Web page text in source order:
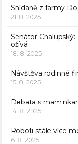
Snídaně z farmy
21. 8. 2025
Senátor
ožívá
18. 8. 2025
Návštěva rodinné
15. 8. 2025
Debata s
14. 8. 2025
Roboti stále více
6. 8. 2025